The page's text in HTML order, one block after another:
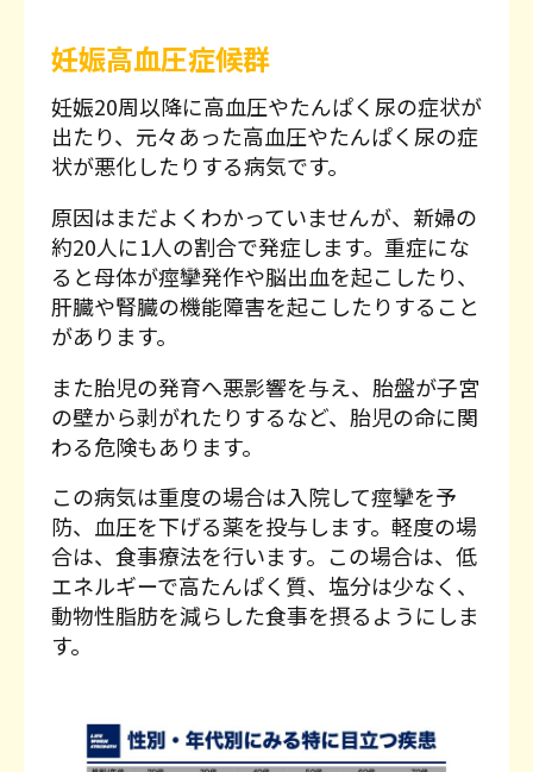
妊娠高血圧症候群
妊娠20周以降に高血圧やたんぱく尿の症状が
出たり、元々あった高血圧やたんぱく尿の症
状が悪化したりする病気です。
原因はまだよくわかっていませんが、新婦の
約20人に1人の割合で発症します。重症にな
ると母体が痙攣発作や脳出血を起こしたり、
肝臓や腎臓の機能障害を起こしたりすること
があります。
また胎児の発育へ悪影響を与え、胎盤が子宮
の壁から剥がれたりするなど、胎児の命に関
わる危険もあります。
この病気は重度の場合は入院して痙攣を予
防、血圧を下げる薬を投与します。軽度の場
合は、食事療法を行います。この場合は、低
エネルギーで高たんぱく質、塩分は少なく、
動物性脂肪を減らした食事を摂るようにしま
す。